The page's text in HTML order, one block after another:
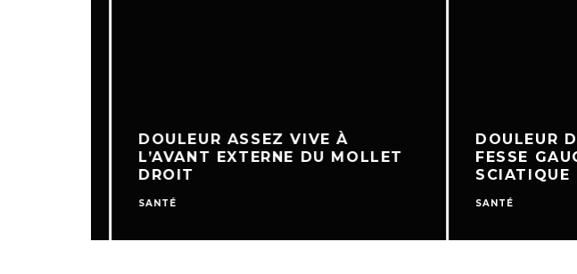
DOULEUR ASSEZ VIVE À
L’AVANT EXTERNE DU MOLLET
DROIT
SANTÉ
DOULEUR
FESSE
SCIATIQUE
SANTÉ